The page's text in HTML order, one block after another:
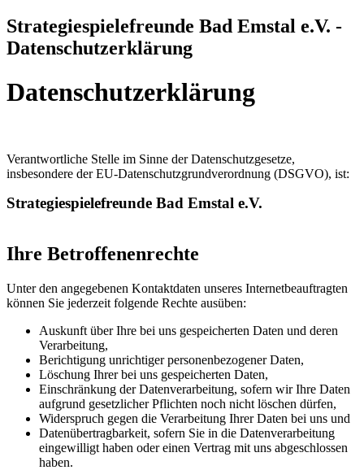
Strategiespielefreunde Bad Emstal e.V. -
Datenschutzerklärung
Datenschutzerklärung
Verantwortliche Stelle im Sinne der Datenschutzgesetze,
insbesondere der EU-Datenschutzgrundverordnung (DSGVO), ist:
Strategiespielefreunde Bad Emstal e.V.
Ihre Betroffenenrechte
Unter den angegebenen Kontaktdaten unseres Internetbeauftragten
können Sie jederzeit folgende Rechte ausüben:
Auskunft über Ihre bei uns gespeicherten Daten und deren
Verarbeitung,
Berichtigung unrichtiger personenbezogener Daten,
Löschung Ihrer bei uns gespeicherten Daten,
Einschränkung der Datenverarbeitung, sofern wir Ihre Daten
aufgrund gesetzlicher Pflichten noch nicht löschen dürfen,
Widerspruch gegen die Verarbeitung Ihrer Daten bei uns und
Datenübertragbarkeit, sofern Sie in die Datenverarbeitung
eingewilligt haben oder einen Vertrag mit uns abgeschlossen
haben.